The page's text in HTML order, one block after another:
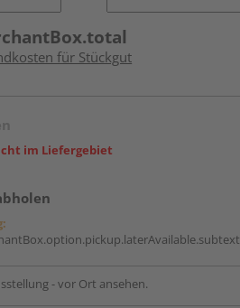
für Stückgut
im Liefergebiet
- vor Ort ansehen.